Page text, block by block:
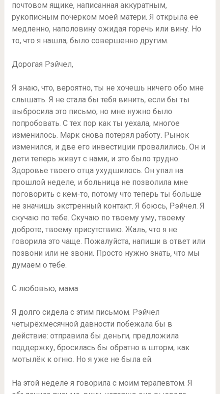
почтовом ящике, написанная аккуратным,
рукописным почерком моей матери. Я открыла её
медленно, наполовину ожидая горечь или вину. Но
то, что я нашла, было совершенно другим.
Дорогая Рэйчел,
Я знаю, что, вероятно, ты не хочешь ничего обо мне
слышать. Я не стала бы тебя винить, если бы ты
выбросила это письмо, но мне нужно было
попробовать. С тех пор как ты уехала, многое
изменилось. Марк снова потерял работу. Рынок
изменился, и две его инвестиции провалились. Он и
дети теперь живут с нами, и это было трудно.
Здоровье твоего отца ухудшилось. Он упал на
прошлой неделе, и больница не позволила мне
поговорить с кем-то, потому что теперь ты больше
не значишь экстренный контакт. Я боюсь, Рэйчел. Я
скучаю по тебе. Скучаю по твоему уму, твоему
доброте, твоему присутствию. Жаль, что я не
говорила это чаще. Пожалуйста, напиши в ответ или
позвони или не звони. Просто нужно знать, что мы
думаем о тебе.
С любовью, мама
Я долго сидела с этим письмом. Рэйчел
четырёхмесячной давности побежала бы в
действие: отправила бы деньги, предложила
поддержку, бросилась бы обратно в шторм, как
мотылёк к огню. Но я уже не была ей.
На этой неделе я говорила с моим терапевтом. Я